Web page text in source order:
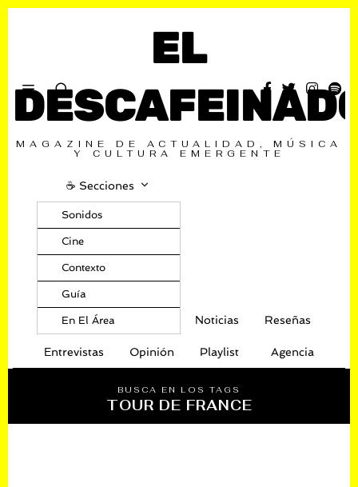
EL
MAGAZINE DE ACTUALIDAD, MÚSICA
Y CULTURA EMERGENTE
☕️ Secciones
Sonidos
Cine
Contexto
Guía
En El Área Noticias Reseñas
Entrevistas Opinión Playlist Agencia
BUSCA EN LOS TAGS
TOUR DE FRANCE